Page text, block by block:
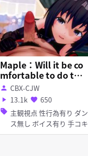
Maple：Will it be co
mfortable to do thi
s?
person CBX-CJW
play_arrow 13.1k favorite 650
sell 主観視点 性行為有り ダン
ス無し ボイス有り 手コキ